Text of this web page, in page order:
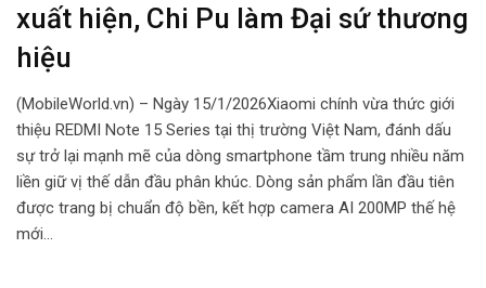
xuất hiện, Chi Pu làm Đại sứ thương
hiệu
(MobileWorld.vn) – Ngày 15/1/2026Xiaomi chính vừa thức giới
thiệu REDMI Note 15 Series tại thị trường Việt Nam, đánh dấu
sự trở lại mạnh mẽ của dòng smartphone tầm trung nhiều năm
liền giữ vị thế dẫn đầu phân khúc. Dòng sản phẩm lần đầu tiên
được trang bị chuẩn độ bền, kết hợp camera AI 200MP thế hệ
mới…